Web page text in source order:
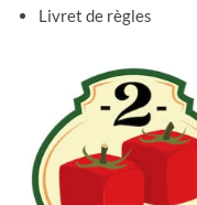
Livret de règles